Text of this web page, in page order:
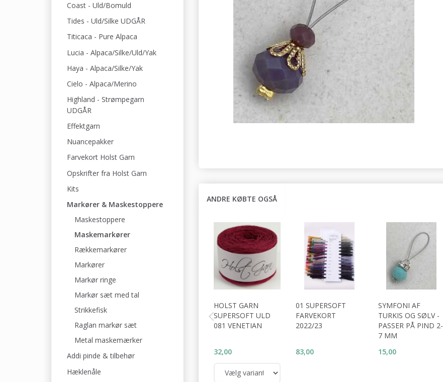
Coast - Uld/Bomuld
Tides - Uld/Silke UDGÅR
Titicaca - Pure Alpaca
Lucia - Alpaca/Silke/Uld/Yak
Haya - Alpaca/Silke/Yak
Cielo - Alpaca/Merino
Highland - Strømpegarn
UDGÅR
Effektgarn
Nuancepakker
Farvekort Holst Garn
Opskrifter fra Holst Garn
Kits
Markører & Maskestoppere
Maskestoppere
Maskemarkører
Rækkemarkører
Markører
Markør ringe
Markør sæt med tal
Strikkefisk
Raglan markør sæt
Metal maskemærker
Addi pinde & tilbehør
Hæklenåle
ANDRE KØBTE OGSÅ
HOLST GARN
SUPERSOFT ULD
081 VENETIAN
32,00
01 SUPERSOFT
FARVEKORT
2022/23
83,00
SYMFONI AF
TURKIS OG SØLV -
PASSER PÅ PIND 2-
7 MM
15,00